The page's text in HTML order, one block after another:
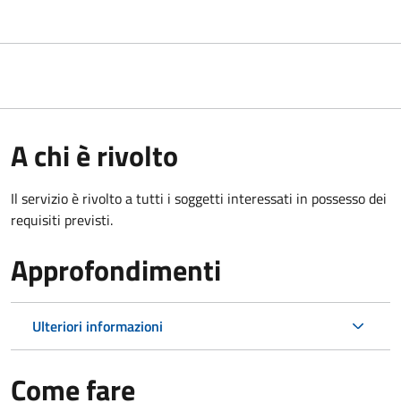
A chi è rivolto
Il servizio è rivolto a tutti i soggetti interessati in possesso dei
requisiti previsti.
Approfondimenti
Ulteriori informazioni
Come fare